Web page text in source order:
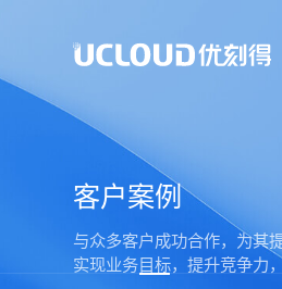
客户案例
与众多客户成功合作，为其
实现业务目标，提升竞争力